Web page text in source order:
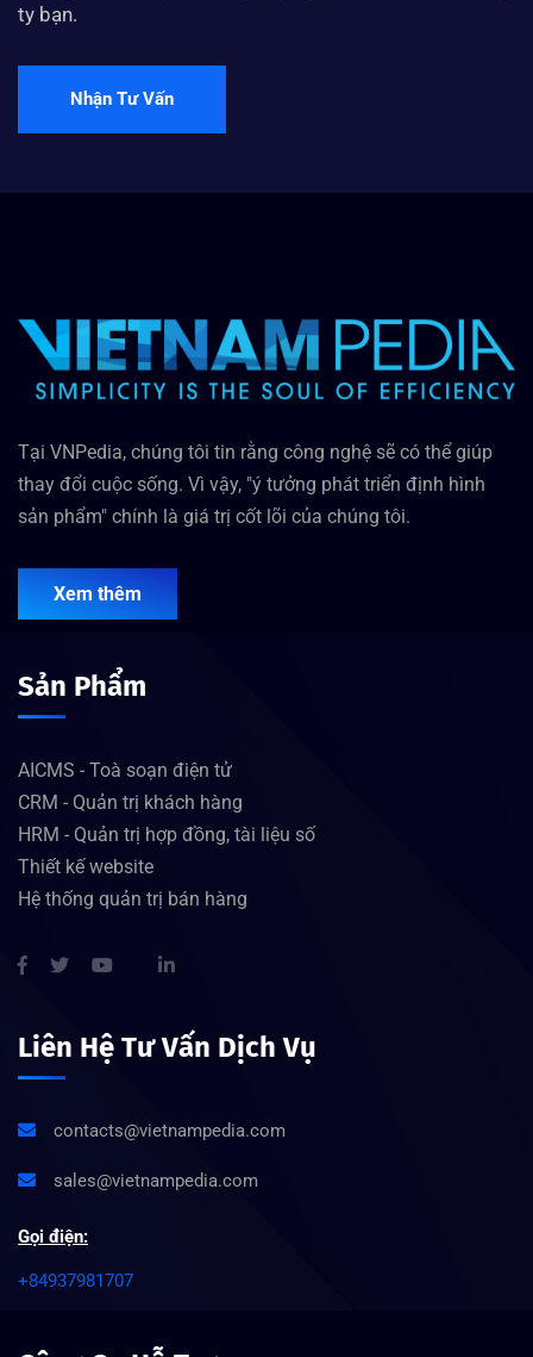
ty bạn.
Nhận Tư Vấn
Tại VNPedia, chúng tôi tin rằng công nghệ sẽ có thể giúp
thay đổi cuộc sống. Vì vậy, "ý tưởng phát triển định hình
sản phẩm" chính là giá trị cốt lõi của chúng tôi.
Xem thêm
Sản Phẩm
AICMS - Toà soạn điện tử
CRM - Quản trị khách hàng
HRM - Quản trị hợp đồng, tài liệu số
Thiết kế website
Hệ thống quản trị bán hàng
Liên Hệ Tư Vấn Dịch Vụ
contacts@vietnampedia.com
sales@vietnampedia.com
Gọi điện:
+84937981707